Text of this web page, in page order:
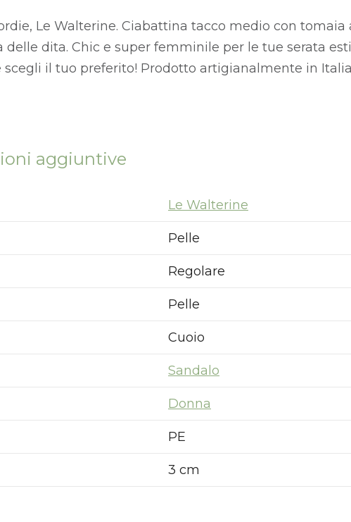
Le Walterine. Ciabattina tacco medio con tomaia
delle dita. Chic e super femminile per le tue serata
scegli il tuo preferito! Prodotto artigianalmente in
aggiuntive
Le Walterine
Pelle
Regolare
Pelle
Cuoio
Sandalo
Donna
PE
3 cm